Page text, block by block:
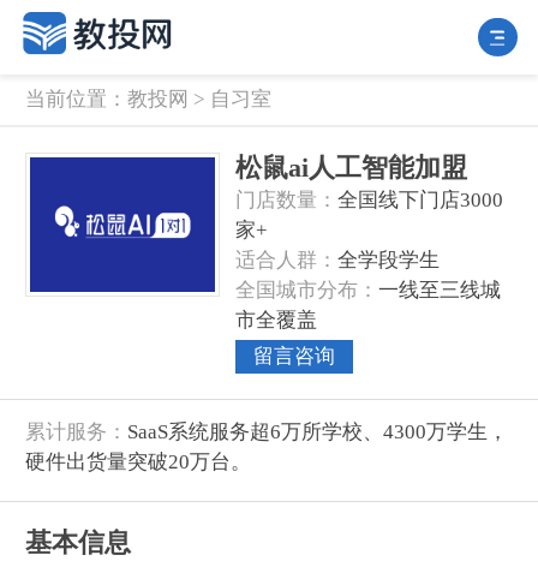
当前位置： 教投网 > 自习室
松鼠ai人工智能加盟
门店数量‌： 全国线下门店3000
家+
‌适合人群‌： 全学段学生
‌全国城市分布‌： 一线至三线城
市全覆盖
留言咨询
‌累计服务‌： SaaS系统服务超6万所学校、4300万学生，
硬件出货量突破20万台。
基本信息